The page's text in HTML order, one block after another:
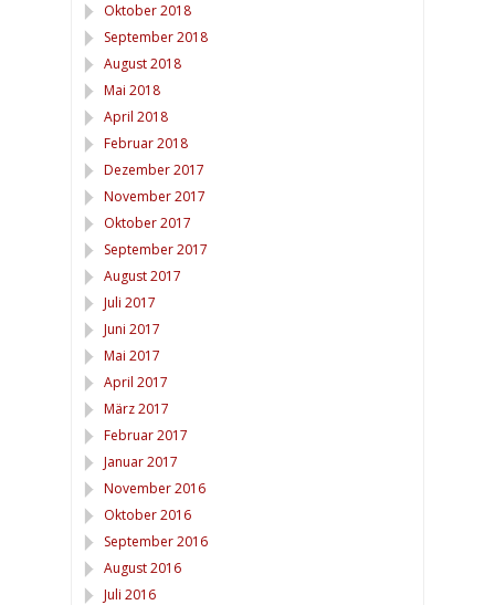
Oktober 2018
September 2018
August 2018
Mai 2018
April 2018
Februar 2018
Dezember 2017
November 2017
Oktober 2017
September 2017
August 2017
Juli 2017
Juni 2017
Mai 2017
April 2017
März 2017
Februar 2017
Januar 2017
November 2016
Oktober 2016
September 2016
August 2016
Juli 2016